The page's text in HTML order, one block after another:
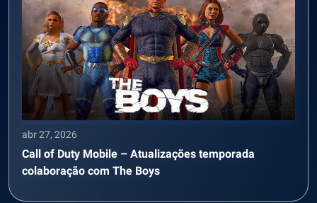
abr 27, 2026
Call of Duty Mobile – Atualizações temporada
colaboração com The Boys